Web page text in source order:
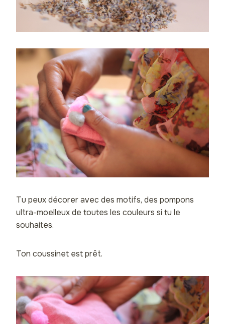
Tu peux décorer avec des motifs, des pompons
ultra-moelleux de toutes les couleurs si tu le
souhaites.
Ton coussinet est prêt.